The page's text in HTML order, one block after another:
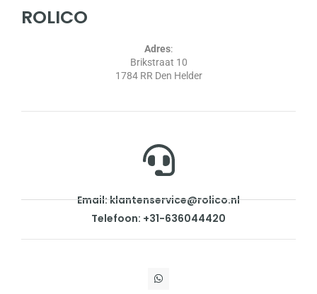
ROLICO
Adres:
Brikstraat 10
1784 RR Den Helder
Email: klantenservice@rolico.nl
Telefoon: +31-636044420